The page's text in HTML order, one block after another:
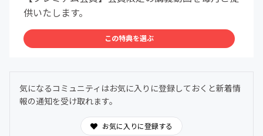
供いたします。
この特典を選ぶ
気になるコミュニティはお気に入りに登録しておくと新着情
報の通知を受け取れます。
お気に入りに登録する